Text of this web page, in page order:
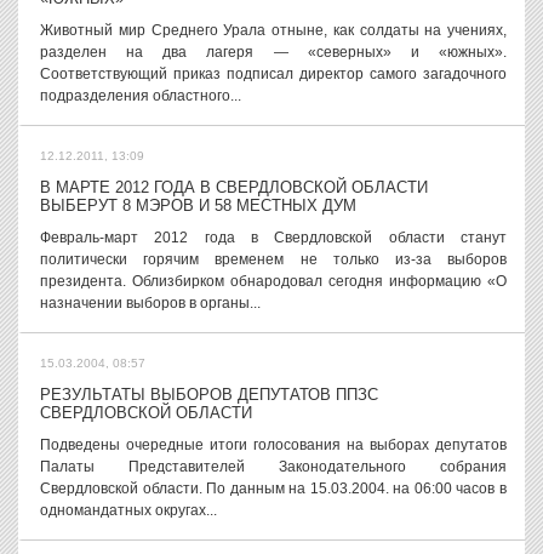
Животный мир Среднего Урала отныне, как солдаты на учениях,
разделен на два лагеря — «северных» и «южных».
Соответствующий приказ подписал директор самого загадочного
подразделения областного...
12.12.2011, 13:09
В МАРТЕ 2012 ГОДА В СВЕРДЛОВСКОЙ ОБЛАСТИ
ВЫБЕРУТ 8 МЭРОВ И 58 МЕСТНЫХ ДУМ
Февраль-март 2012 года в Свердловской области станут
политически горячим временем не только из-за выборов
президента. Облизбирком обнародовал сегодня информацию «О
назначении выборов в органы...
15.03.2004, 08:57
РЕЗУЛЬТАТЫ ВЫБОРОВ ДЕПУТАТОВ ППЗС
СВЕРДЛОВСКОЙ ОБЛАСТИ
Подведены очередные итоги голосования на выборах депутатов
Палаты Представителей Законодательного собрания
Свердловской области. По данным на 15.03.2004. на 06:00 часов в
одномандатных округах...